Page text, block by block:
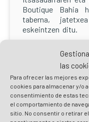
las
Para ofrecer las mejores
cookies para almacenar y/o
consentimiento de estas
el comportamiento de
sitio. No consentir o retirar
Boutique Bahia
taberna,
eskeintzen ditu.
Informazio